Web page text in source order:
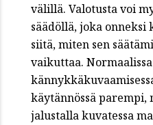
välillä. Valotusta voi
säädöllä, joka onneksi
siitä, miten sen
vaikuttaa.
käytännössä
jalustalla kuvatessa